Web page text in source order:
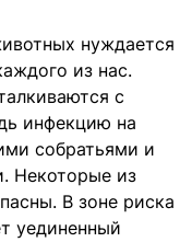
нуждается
из нас.
с
инфекцию на
собратьями и
Некоторые из
В зоне риска
уединенный